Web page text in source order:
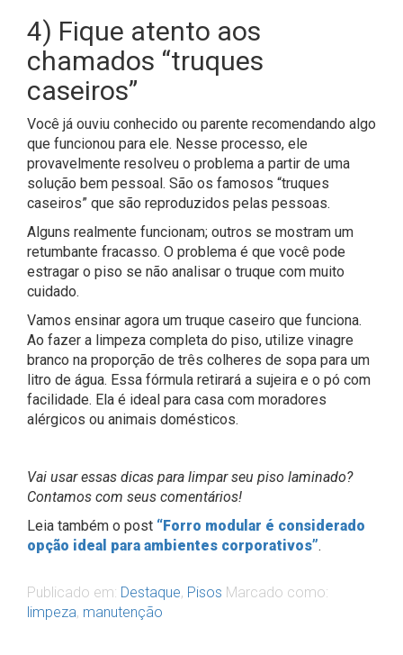
4) Fique atento aos
chamados “truques
caseiros”
Você já ouviu conhecido ou parente recomendando algo
que funcionou para ele. Nesse processo, ele
provavelmente resolveu o problema a partir de uma
solução bem pessoal. São os famosos “truques
caseiros” que são reproduzidos pelas pessoas.
Alguns realmente funcionam; outros se mostram um
retumbante fracasso. O problema é que você pode
estragar o piso se não analisar o truque com muito
cuidado.
Vamos ensinar agora um truque caseiro que funciona.
Ao fazer a limpeza completa do piso, utilize vinagre
branco na proporção de três colheres de sopa para um
litro de água. Essa fórmula retirará a sujeira e o pó com
facilidade. Ela é ideal para casa com moradores
alérgicos ou animais domésticos.
Vai usar essas dicas para limpar seu piso laminado?
Contamos com seus comentários!
Leia também o post “Forro modular é considerado
opção ideal para ambientes corporativos”.
Publicado em: Destaque, Pisos Marcado como:
limpeza, manutenção